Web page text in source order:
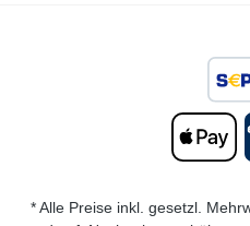
* Alle Preise inkl. gesetzl.